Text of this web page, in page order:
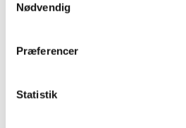
Nødvendig
Præferencer
Statistik